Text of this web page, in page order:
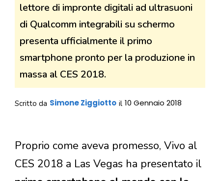
lettore di impronte digitali ad ultrasuoni
di Qualcomm integrabili su schermo
presenta ufficialmente il primo
smartphone pronto per la produzione in
massa al CES 2018.
Scritto da Simone Ziggiotto il 10 Gennaio 2018
Proprio come aveva promesso, Vivo al
CES 2018 a Las Vegas ha presentato il